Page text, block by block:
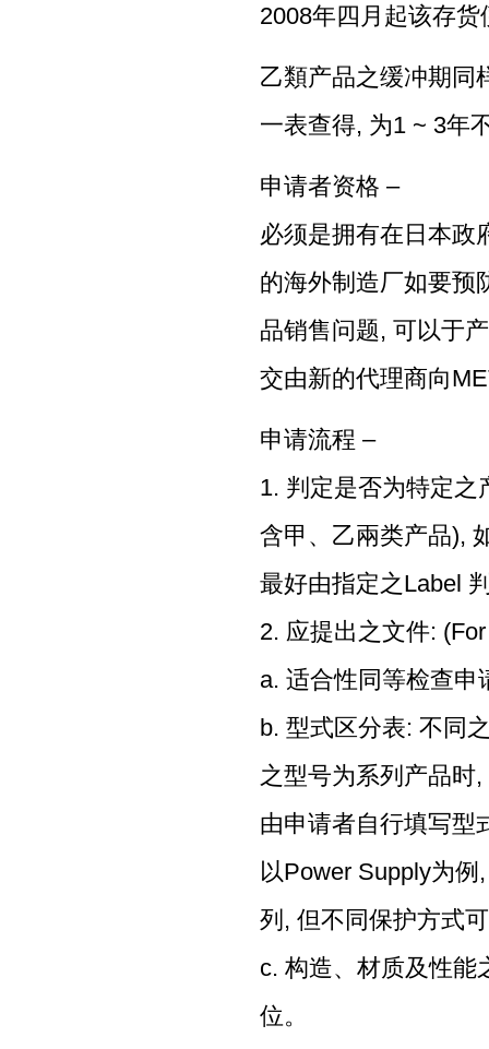
2008年四月起该存
乙類产品之缓冲期同
一表查得, 为1 ~ 3年
申请者资格 –
必须是拥有在日本政
的海外制造厂如要预
品销售问题, 可以于
交由新的代理商向
申请流程 –
1. 判定是否为特定之
含甲、乙兩类产品),
最好由指定之Label
2. 应提出之文件:
a. 适合性同等检查申
b. 型式区分表: 不同
之型号为系列产品时
由申请者自行填写型
以Power Supply为
列, 但不同保护方式
c. 构造、材质及性能
位。